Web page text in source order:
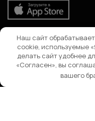
Поиск
Наш сайт
cookie, используемые
делать сайт удобнее
«Согласен», вы
вашего